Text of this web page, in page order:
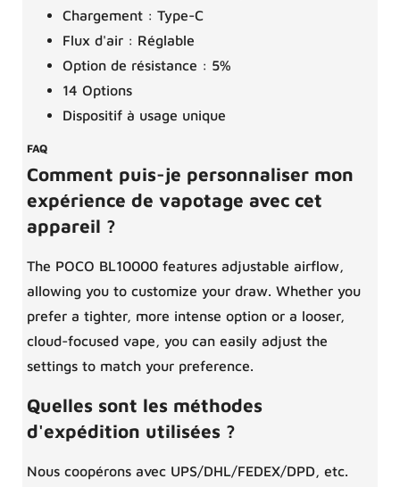
Chargement : Type-C
Flux d'air : Réglable
Option de résistance : 5%
14 Options
Dispositif à usage unique
FAQ
Comment puis-je personnaliser mon
expérience de vapotage avec cet
appareil ?
The POCO BL10000 features adjustable airflow,
allowing you to customize your draw. Whether you
prefer a tighter, more intense option or a looser,
cloud-focused vape, you can easily adjust the
settings to match your preference.
Quelles sont les méthodes
d'expédition utilisées ?
Nous coopérons avec UPS/DHL/FEDEX/DPD, etc.